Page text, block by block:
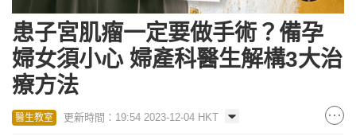
患子宮肌瘤一定要做手術？備孕
婦女須小心 婦產科醫生解構3大治
療方法
醫生教室 更新時間：19:54 2023-12-04 HKT